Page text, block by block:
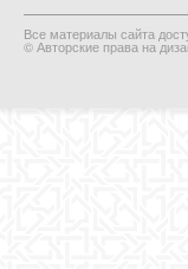
Все материалы сайта
© Авторские права на